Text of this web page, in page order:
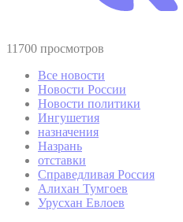
11700 просмотров
Все новости
Новости России
Новости политики
Ингушетия
назначения
Назрань
отставки
Справедливая Россия
Алихан Тумгоев
Урусхан Евлоев